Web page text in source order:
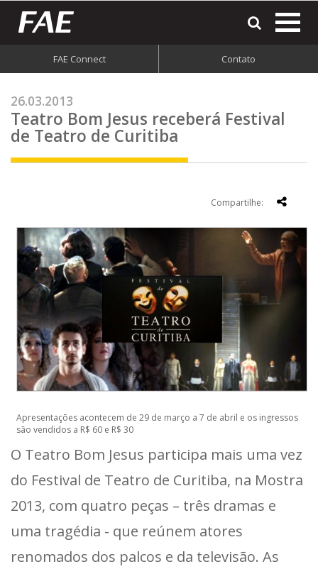
FAE Connect Contato
26.03.2013
Teatro Bom Jesus receberá Festival
de Teatro de Curitiba
Compartilhe:
Apresentações acontecem de 29 de março a 7 de abril e os ingressos
são vendidos a R$ 60 e R$ 30
O Teatro Bom Jesus participa mais uma vez
do Festival de Teatro de Curitiba, na Mostra
2013, com quatro peças – três dramas e
uma tragédia - que reúnem atores
renomados dos palcos e da televisão. As